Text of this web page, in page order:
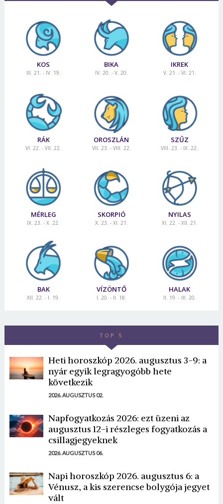
KOS
III. 21. - IV. 19.
BIKA
IV. 20. - V. 20.
IKREK
V. 21. - VI. 21.
RÁK
VI. 22. - VII. 22.
OROSZLÁN
VII. 23. - VIII. 22.
SZŰZ
VIII. 23. - IX. 22.
MÉRLEG
IX. 23. - X. 22.
SKORPIÓ
X. 23. - XI. 21.
NYILAS
XI. 22. - XII. 21.
BAK
XII. 22. - I. 19.
VÍZÖNTŐ
I. 20. - II. 18.
HALAK
II. 19. - III. 20.
TOP 5
Heti horoszkóp 2026. augusztus 3-9: a
nyár egyik legragyogóbb hete
következik
2026. AUGUSZTUS 02.
Napfogyatkozás 2026: ezt üzeni az
augusztus 12-i részleges fogyatkozás a
csillagjegyeknek
2026. AUGUSZTUS 06.
Napi horoszkóp 2026. augusztus 6: a
Vénusz, a kis szerencse bolygója jegyet
vált
Bejelentkezés